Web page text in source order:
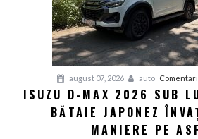
august 07, 2026 auto
ISUZU D-MAX 2026 SUB
BĂTAIE JAPONEZ
MANIERE PE